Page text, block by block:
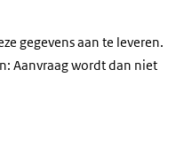
gegevens aan te leveren.
Aanvraag wordt dan niet